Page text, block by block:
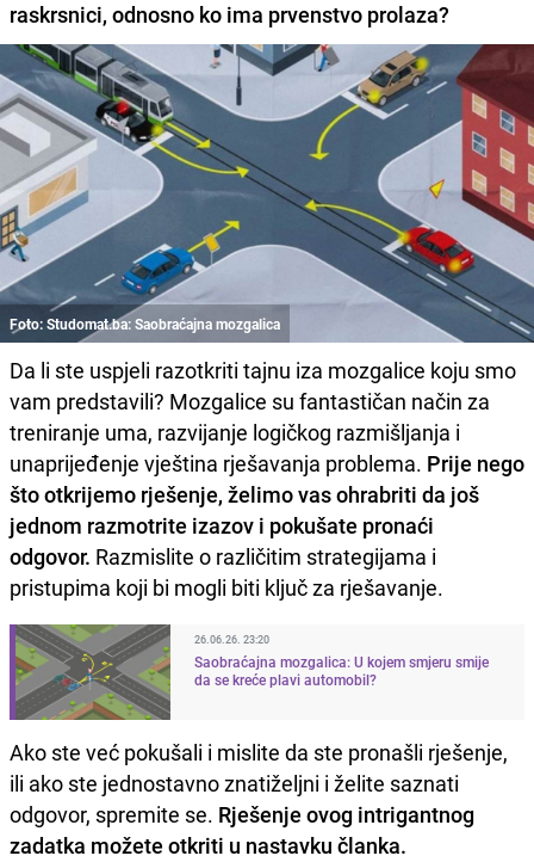
raskrsnici, odnosno ko ima prvenstvo prolaza?
Foto: Studomat.ba: Saobraćajna mozgalica
Da li ste uspjeli razotkriti tajnu iza mozgalice koju smo
vam predstavili? Mozgalice su fantastičan način za
treniranje uma, razvijanje logičkog razmišljanja i
unaprijeđenje vještina rješavanja problema. Prije nego
što otkrijemo rješenje, želimo vas ohrabriti da još
jednom razmotrite izazov i pokušate pronaći
odgovor. Razmislite o različitim strategijama i
pristupima koji bi mogli biti ključ za rješavanje.
26.06.26. 23:20
Saobraćajna mozgalica: U kojem smjeru smije
da se kreće plavi automobil?
Ako ste već pokušali i mislite da ste pronašli rješenje,
ili ako ste jednostavno znatiželjni i želite saznati
odgovor, spremite se. Rješenje ovog intrigantnog
zadatka možete otkriti u nastavku članka.